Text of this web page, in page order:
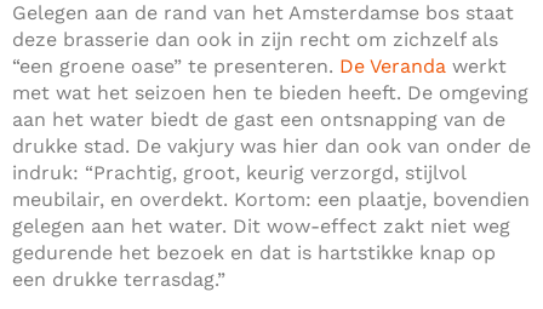
Gelegen aan de rand van het Amsterdamse bos staat
deze brasserie dan ook in zijn recht om zichzelf als
“een groene oase” te presenteren. De Veranda werkt
met wat het seizoen hen te bieden heeft. De omgeving
aan het water biedt de gast een ontsnapping van de
drukke stad. De vakjury was hier dan ook van onder de
indruk: “Prachtig, groot, keurig verzorgd, stijlvol
meubilair, en overdekt. Kortom: een plaatje, bovendien
gelegen aan het water. Dit wow-effect zakt niet weg
gedurende het bezoek en dat is hartstikke knap op
een drukke terrasdag.”